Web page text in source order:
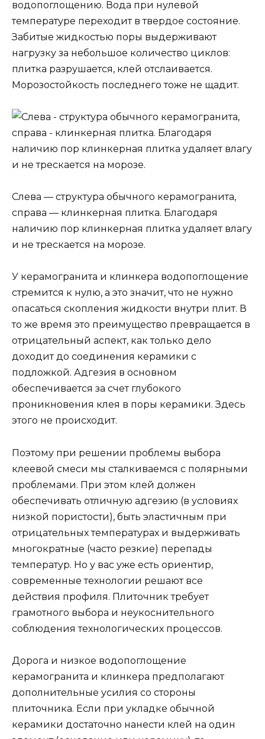
водопоглощению. Вода при нулевой
температуре переходит в твердое состояние.
Забитые жидкостью поры выдерживают
нагрузку за небольшое количество циклов:
плитка разрушается, клей отслаивается.
Морозостойкость последнего тоже не щадит.
Слева — структура обычного керамогранита,
справа — клинкерная плитка. Благодаря
наличию пор клинкерная плитка удаляет влагу
и не трескается на морозе.
У керамогранита и клинкера водопоглощение
стремится к нулю, а это значит, что не нужно
опасаться скопления жидкости внутри плит. В
то же время это преимущество превращается в
отрицательный аспект, как только дело
доходит до соединения керамики с
подложкой. Адгезия в основном
обеспечивается за счет глубокого
проникновения клея в поры керамики. Здесь
этого не происходит.
Поэтому при решении проблемы выбора
клеевой смеси мы сталкиваемся с полярными
проблемами. При этом клей должен
обеспечивать отличную адгезию (в условиях
низкой пористости), быть эластичным при
отрицательных температурах и выдерживать
многократные (часто резкие) перепады
температур. Но у вас уже есть ориентир,
современные технологии решают все
действия профиля. Плиточник требует
грамотного выбора и неукоснительного
соблюдения технологических процессов.
Дорога и низкое водопоглощение
керамогранита и клинкера предполагают
дополнительные усилия со стороны
плиточника. Если при укладке обычной
керамики достаточно нанести клей на один